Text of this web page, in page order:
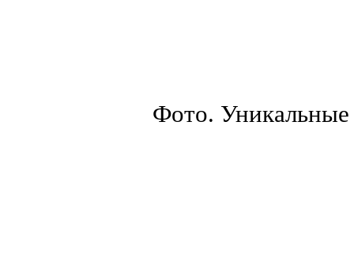
Фото.